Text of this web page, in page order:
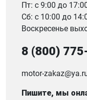
Пт: с 9:00 до
Сб: с 10:00 до
Воскресенье
8 (800)
motor-
Пишите, мы